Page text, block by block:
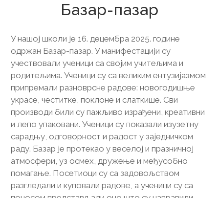
Базар-пазар
У нашој школи је 16. децембра 2025. године
одржан Базар-пазар. У манифестацији су
учествовали ученици са својим учитељима и
родитељима. Ученици су са великим ентузијазмом
припремали разноврсне радове: новогодишње
украсе, честитке, поклоне и слаткише. Сви
производи били су пажљиво израђени, креативни
и лепо упаковани. Ученици су показали изузетну
сарадњу, одговорност и радост у заједничком
раду. Базар је протекао у веселој и празничној
атмосфери, уз осмех, дружење и међусобно
помагање. Посетиоци су са задовољством
разгледали и куповали радове, а ученици су са